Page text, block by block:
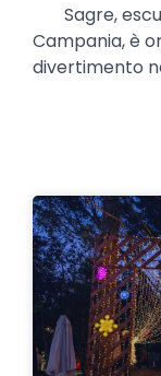
Sagre,
Campania, è
divertimento